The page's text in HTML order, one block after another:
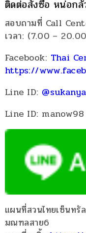
ติดต่อสั่งซื้อ หน่อกล้
สอบถามที่ Call
เวลา: (7.00 –
Facebook: Thai
https://
Line ID:
Line ID: manow98
แผนที่สวนไทยเซ็นท
มณฑลสาย6